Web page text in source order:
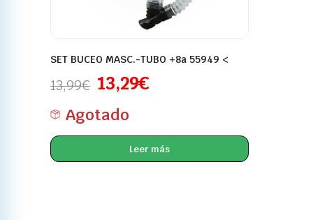
SET BUCEO MASC.-TUBO +8a 55949 <
13,99€ 13,29€
Agotado
Leer más